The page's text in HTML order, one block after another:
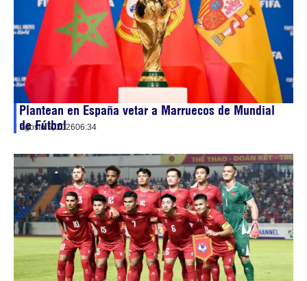
Plantean en España vetar a Marruecos de Mundial
de Fútbol
agosto 5, 202606:34